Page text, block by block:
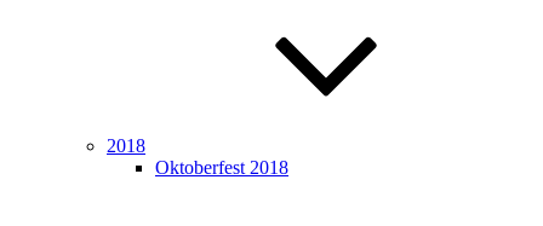
2018
Oktoberfest 2018